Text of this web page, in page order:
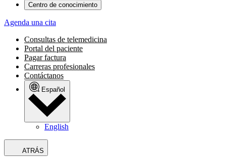
Centro de conocimiento
Agenda una cita
Consultas de telemedicina
Portal del paciente
Pagar factura
Carreras profesionales
Contáctanos
Español
English
ATRÁS